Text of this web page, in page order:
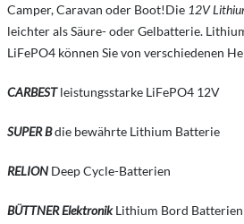
Camper, Caravan oder Boot!Die 12V
leichter als Säure- oder Gelbatterie.
LiFePO4 können Sie von verschiedenen
CARBESTleistungsstarke LiFePO4 12V
SUPER Bdie bewährte Lithium Batterie
RELION Deep Cycle-Batterien
BÜTTNER ElektronikLithium Bord Batterien